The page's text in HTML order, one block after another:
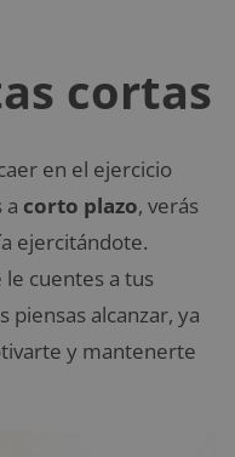
cortas
en el ejercicio
a corto plazo, verás
ejercitándote.
cuentes a tus
piensas alcanzar, ya
y mantenerte